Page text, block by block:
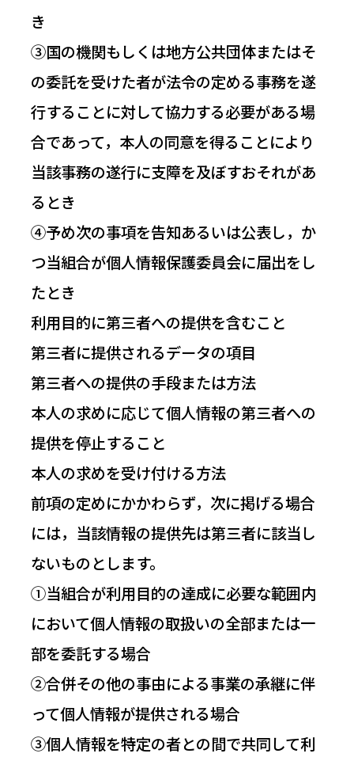
き
③国の機関もしくは地方公共団体またはそ
の委託を受けた者が法令の定める事務を遂
行することに対して協力する必要がある場
合であって，本人の同意を得ることにより
当該事務の遂行に支障を及ぼすおそれがあ
るとき
④予め次の事項を告知あるいは公表し，か
つ当組合が個人情報保護委員会に届出をし
たとき
利用目的に第三者への提供を含むこと
第三者に提供されるデータの項目
第三者への提供の手段または方法
本人の求めに応じて個人情報の第三者への
提供を停止すること
本人の求めを受け付ける方法
前項の定めにかかわらず，次に掲げる場合
には，当該情報の提供先は第三者に該当し
ないものとします。
①当組合が利用目的の達成に必要な範囲内
において個人情報の取扱いの全部または一
部を委託する場合
②合併その他の事由による事業の承継に伴
って個人情報が提供される場合
③個人情報を特定の者との間で共同して利